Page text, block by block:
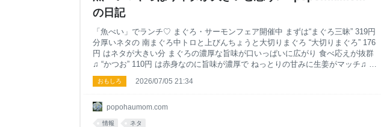
の日記
popohaumom.com
「魚べい」でランチ♡ まぐろ・サーモンフェア開催中 まずは“まぐろ三昧” 319円
分厚いネタの 南まぐろ中トロと上びんちょうと大切りまぐろ “大切りまぐろ” 176
円 はネタが大きい分 まぐろの濃厚な旨味が口いっぱいに広がり 食べ応えが抜群
♫ “かつお” 110円 は赤身なのに旨味が濃厚で ねっとりの甘みに生姜がマッチ♫ ま
ったく臭みも感じませんでした “シメサバ” 110円 は 酢の締まり具合と塩加減の
バランスがよく 身がふっくらでしっとりで美味しい♡ “いか” 110円 は噛むほど
い♡ “こだわり醤油ラーメン”407円 は 大きいチャーシューが2枚♫ スープも出汁
がしっかりで美味しかった😋 “わさびいなり” 143円 は 甘じょっぱいお揚げさん
おもしろ 2026/07/05 21:34
情報 ネタ